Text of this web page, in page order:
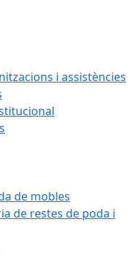
i assistències
de mobles
de restes de poda i